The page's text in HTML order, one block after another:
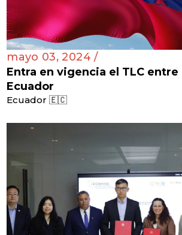
mayo 03, 2024 /
Entra en vigencia el TLC entre
Ecuador
Ecuador 🇪🇨